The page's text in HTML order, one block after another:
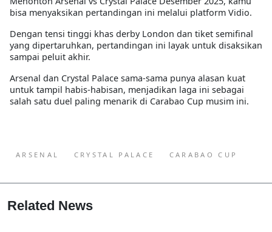
bisa menyaksikan pertandingan ini melalui platform Vidio.
Dengan tensi tinggi khas derby London dan tiket semifinal
yang dipertaruhkan, pertandingan ini layak untuk disaksikan
sampai peluit akhir.
Arsenal dan Crystal Palace sama-sama punya alasan kuat
untuk tampil habis-habisan, menjadikan laga ini sebagai
salah satu duel paling menarik di Carabao Cup musim ini.
ARSENAL CRYSTAL PALACE CARABAO CUP
Related News